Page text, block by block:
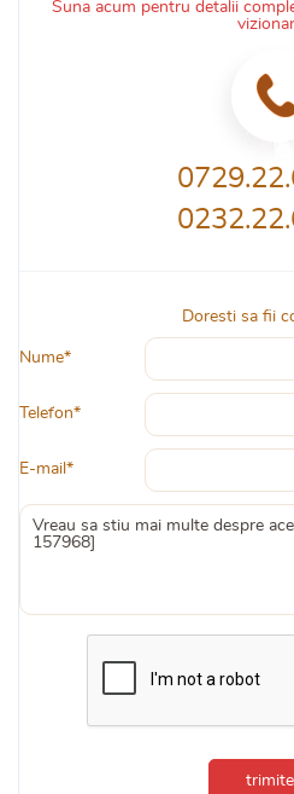
Suna acum pentru detalii
Doresti sa fii
Nume*
Telefon*
E-mail*
trimite